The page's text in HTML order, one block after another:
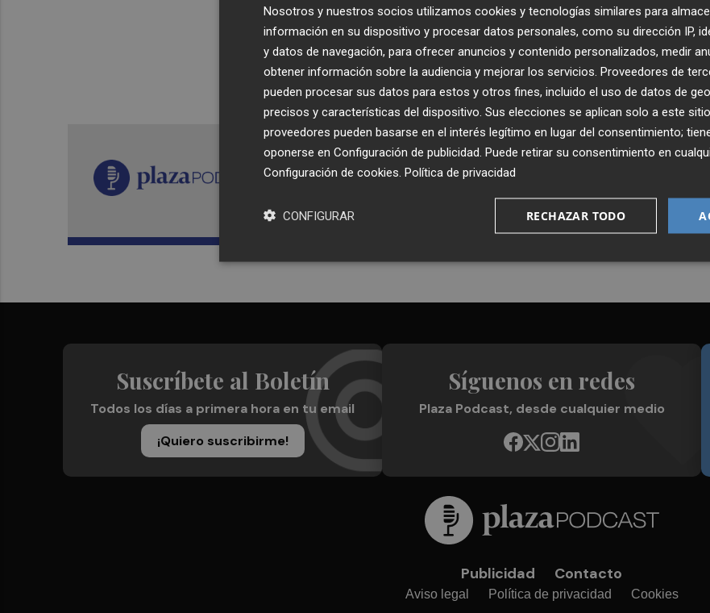
Recibe toda la actualidad de
Plaza Podcast en tu correo
Suscríbete al Boletín
Todos los días a primera hora en tu email
¡Quiero suscribirme!
Síguenos en redes
Plaza Podcast, desde cualquier medio
Publicidad Contacto
Aviso legal Política de privacidad Cookies
Nosotros y nuestros socios utilizamos cookies y tecnologías similares para
información en su dispositivo y procesar datos personales, como su dirección IP,
y datos de navegación, para ofrecer anuncios y contenido personalizados, medir
obtener información sobre la audiencia y mejorar los servicios. Proveedores de
pueden procesar sus datos para estos y otros fines, incluido el uso de datos de
precisos y características del dispositivo. Sus elecciones se aplican solo a este
proveedores pueden basarse en el interés legítimo en lugar del consentimiento;
oponerse en Configuración de publicidad . Puede retirar su consentimiento en
Configuración de cookies Política de privacidad
RECHAZAR TODO
CONFIGURAR